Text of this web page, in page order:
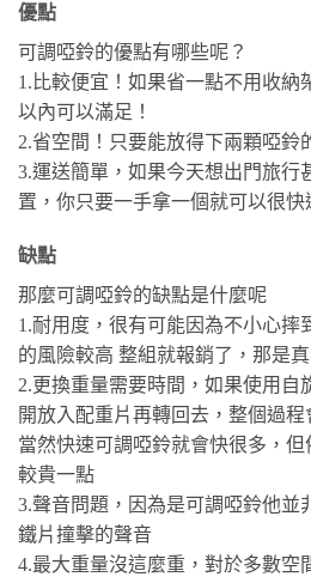
優點
可調啞鈴的優點有哪些呢？
1.比較便宜！如果省一點不用收納
以內可以滿足！
2.省空間！只要能放得下兩顆啞鈴
3.運送簡單，如果今天想出門旅行
置，你只要一手拿一個就可以很快
缺點
那麼可調啞鈴的缺點是什麼呢
1.耐用度，很有可能因為不小心摔
的風險較高 整組就報銷了，那是
2.更換重量需要時間，如果使用自
開放入配重片再轉回去，整個過程
當然快速可調啞鈴就會快很多，
較貴一點
3.聲音問題，因為是可調啞鈴他並
鐵片撞擊的聲音
4.最大重量沒這麼重，對於多數空